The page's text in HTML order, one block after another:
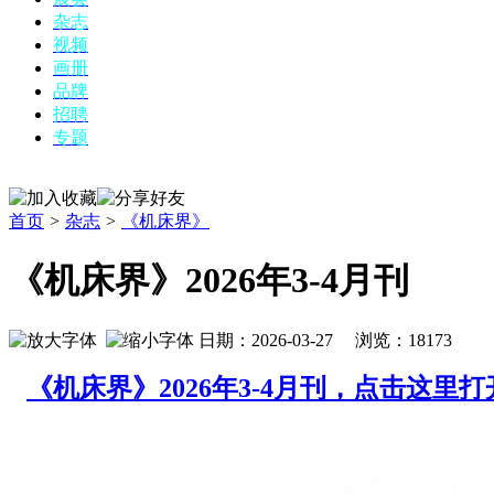
杂志
视频
画册
品牌
招聘
专题
首页 > 杂志 > 《机床界》
《机床界》2026年3-4月刊
日期：2026-03-27 浏览： 18173
《机床界》2026年3-4月刊，点击这里打